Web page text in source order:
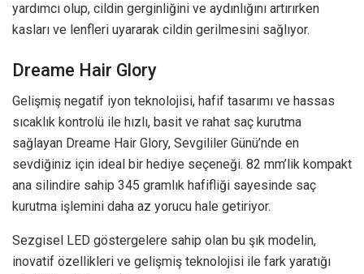
yardımcı olup, cildin gerginliğini ve aydınlığını artırırken
kasları ve lenfleri uyararak cildin gerilmesini sağlıyor.
Dreame Hair Glory
Gelişmiş negatif iyon teknolojisi, hafif tasarımı ve hassas
sıcaklık kontrolü ile hızlı, basit ve rahat saç kurutma
sağlayan Dreame Hair Glory, Sevgililer Günü’nde en
sevdiğiniz için ideal bir hediye seçeneği. 82 mm’lik kompakt
ana silindire sahip 345 gramlık hafifliği sayesinde saç
kurutma işlemini daha az yorucu hale getiriyor.
Sezgisel LED göstergelere sahip olan bu şık modelin,
inovatif özellikleri ve gelişmiş teknolojisi ile fark yaratığı